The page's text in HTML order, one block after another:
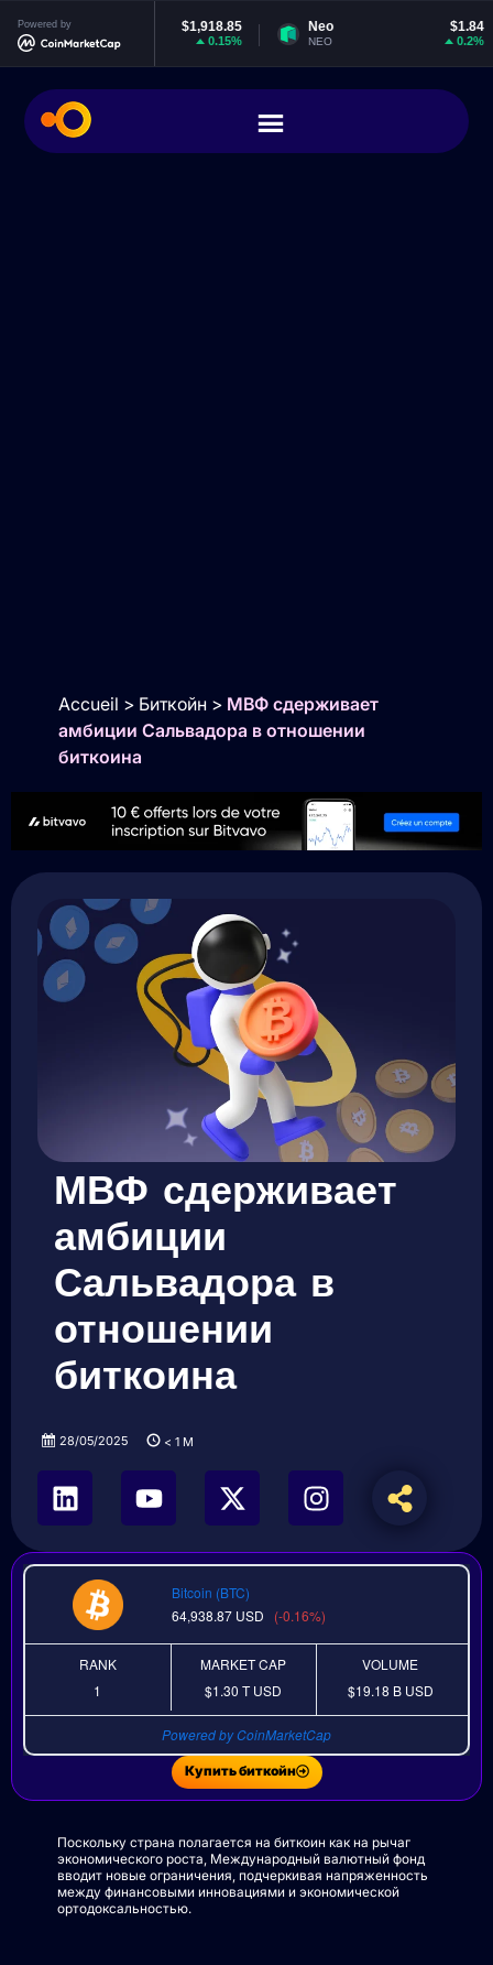
Powered by Neo
NEO
Accueil > Биткойн> МВФ сдерживает
амбиции Сальвадора в отношении
биткоина
МВФ сдерживает
амбиции
Сальвадора в
отношении
биткоина
28/05/2025 < 1 M
Bitcoin (BTC)
64,938.87 USD (-0.16%)
RANK
1
MARKET CAP
$1.30 TUSD
VOLUME
$19.18 B USD
Powered by CoinMarketCap
Купить биткойн
Поскольку страна полагается на биткоин как на рычаг
экономического роста, Международный валютный фонд
вводит новые ограничения, подчеркивая напряженность
между финансовыми инновациями и экономической
ортодоксальностью.